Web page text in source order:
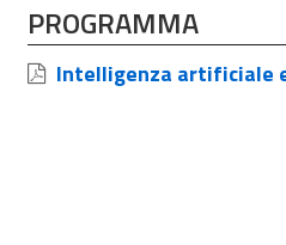
PROGRAMMA
Intelligenza artificiale